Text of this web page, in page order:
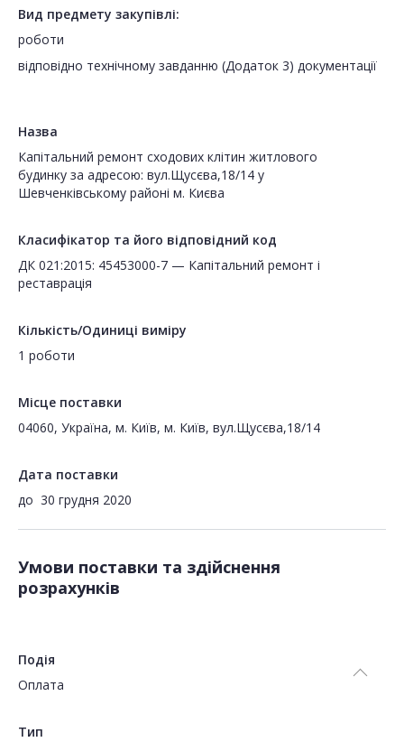
Вид предмету закупівлі:
роботи
відповідно технічному завданню (Додаток 3) документації
Назва
Капітальний ремонт сходових клітин житлового
будинку за адресою: вул.Щусєва,18/14 у
Шевченківському районі м. Києва
Класифікатор та його відповідний код
ДК 021:2015: 45453000-7 — Капітальний ремонт і
реставрація
Кількість/Одиниці виміру
1 роботи
Місце поставки
04060, Україна, м. Київ, м. Київ, вул.Щусєва,18/14
Дата поставки
до 30 грудня 2020
Умови поставки та здійснення
розрахунків
Подія
Оплата
Тип